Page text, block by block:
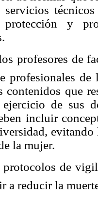
servicios
y
los profesores de
profesionales
contenidos que
de sus
incluir
la mujer.
protocolos de
a reducir la